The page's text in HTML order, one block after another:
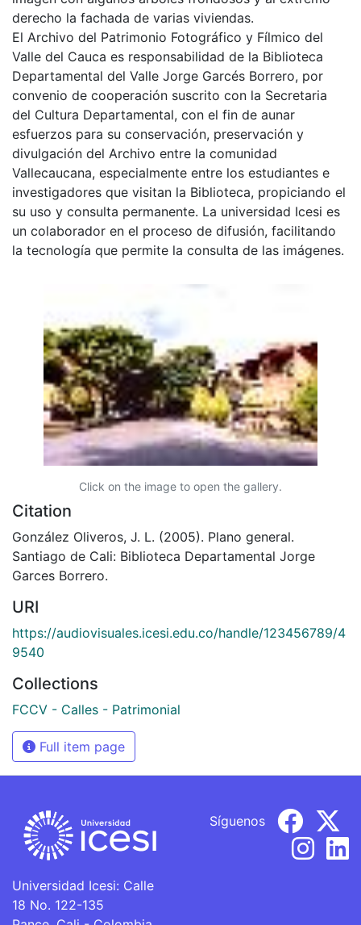
derecho la fachada de varias viviendas.
El Archivo del Patrimonio Fotográfico y Fílmico del
Valle del Cauca es responsabilidad de la Biblioteca
Departamental del Valle Jorge Garcés Borrero, por
convenio de cooperación suscrito con la Secretaria
del Cultura Departamental, con el fin de aunar
esfuerzos para su conservación, preservación y
divulgación del Archivo entre la comunidad
Vallecaucana, especialmente entre los estudiantes e
investigadores que visitan la Biblioteca, propiciando el
su uso y consulta permanente. La universidad Icesi es
un colaborador en el proceso de difusión, facilitando
la tecnología que permite la consulta de las imágenes.
Click on the image to open the gallery.
Citation
González Oliveros, J. L. (2005). Plano general.
Santiago de Cali: Biblioteca Departamental Jorge
Garces Borrero.
URI
https://audiovisuales.icesi.edu.co/handle/123456789/4
9540
Collections
FCCV - Calles - Patrimonial
Full item page
Universidad Icesi: Calle
18 No. 122-135
Síguenos